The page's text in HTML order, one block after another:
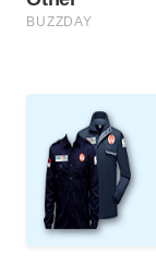
SPORT
UMKM
WAHANA
SELEB
WAHANA
PERSONA